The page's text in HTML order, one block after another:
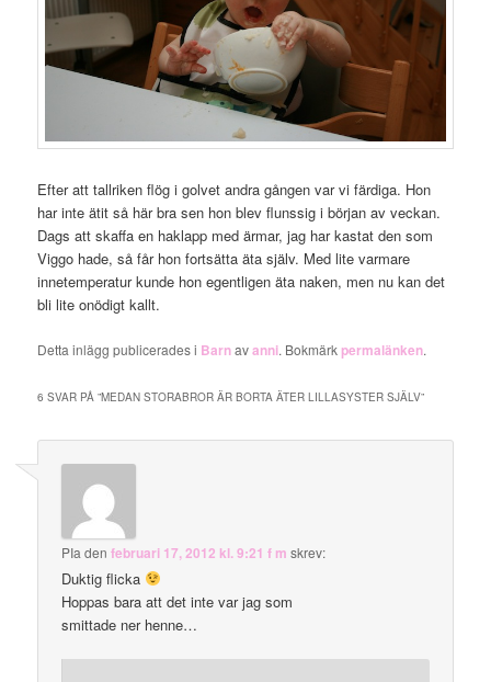
Efter att tallriken flög i golvet andra gången var vi färdiga. Hon
har inte ätit så här bra sen hon blev flunssig i början av veckan.
Dags att skaffa en haklapp med ärmar, jag har kastat den som
Viggo hade, så får hon fortsätta äta själv. Med lite varmare
innetemperatur kunde hon egentligen äta naken, men nu kan det
bli lite onödigt kallt.
Detta inlägg publicerades i Barnavanni. Bokmärkpermalänken.
6 SVAR PÅ ”MEDAN STORABROR ÄR BORTA ÄTER LILLASYSTER SJÄLV”
PIa denfebruari 17, 2012 kl. 9:21 f m skrev:
Duktig flicka
Hoppas bara att det inte var jag som
smittade ner henne…